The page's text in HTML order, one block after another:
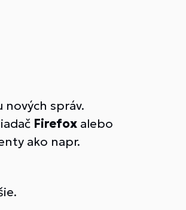
správ.
Firefox alebo
ako napr.